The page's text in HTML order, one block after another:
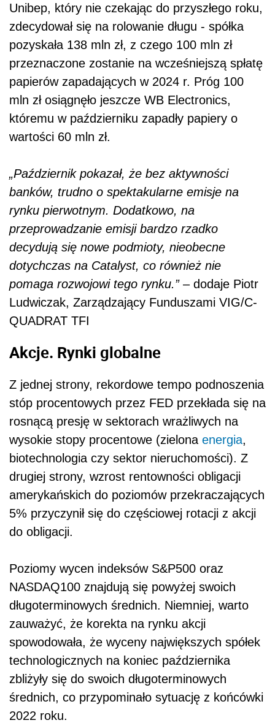
Unibep, który nie czekając do przyszłego roku,
zdecydował się na rolowanie długu - spółka
pozyskała 138 mln zł, z czego 100 mln zł
przeznaczone zostanie na wcześniejszą spłatę
papierów zapadających w 2024 r. Próg 100
mln zł osiągnęło jeszcze WB Electronics,
któremu w październiku zapadły papiery o
wartości 60 mln zł.
„Październik pokazał, że bez aktywności
banków, trudno o spektakularne emisje na
rynku pierwotnym. Dodatkowo, na
przeprowadzanie emisji bardzo rzadko
decydują się nowe podmioty, nieobecne
dotychczas na Catalyst, co również nie
pomaga rozwojowi tego rynku.” – dodaje Piotr
Ludwiczak, Zarządzający Funduszami VIG/C-
QUADRAT TFI
Akcje. Rynki globalne
Z jednej strony, rekordowe tempo podnoszenia
stóp procentowych przez FED przekłada się na
rosnącą presję w sektorach wrażliwych na
wysokie stopy procentowe (zielona energia,
biotechnologia czy sektor nieruchomości). Z
drugiej strony, wzrost rentowności obligacji
amerykańskich do poziomów przekraczających
5% przyczynił się do częściowej rotacji z akcji
do obligacji.
Poziomy wycen indeksów S&P500 oraz
NASDAQ100 znajdują się powyżej swoich
długoterminowych średnich. Niemniej, warto
zauważyć, że korekta na rynku akcji
spowodowała, że wyceny największych spółek
technologicznych na koniec października
zbliżyły się do swoich długoterminowych
średnich, co przypominało sytuację z końcówki
2022 roku.